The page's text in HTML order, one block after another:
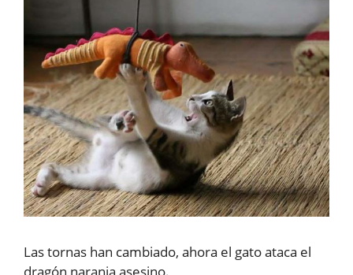
Las tornas han cambiado, ahora el gato ataca el
dragón naranja asesino.